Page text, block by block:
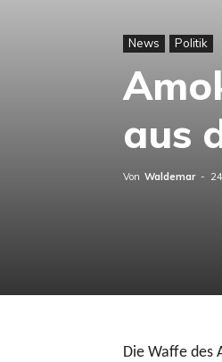
News Politik
aus
Von Waldemar -
Die Waffe des